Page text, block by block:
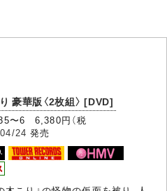
豪華版〈2枚組〉 [DVD]
〜6 6,380円（税
24 発売